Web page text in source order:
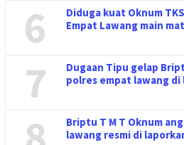
6
Diduga kuat Oknum
Empat Lawang main
7
Dugaan Tipu gelap
polres empat lawang
Briptu T M T Oknum
lawang resmi di